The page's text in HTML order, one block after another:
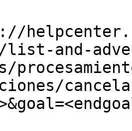
list-and-